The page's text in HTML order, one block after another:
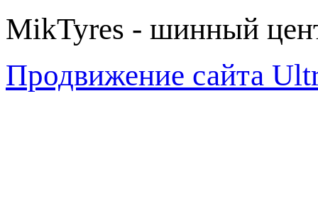
MikTyres - шинный
Продвижение сайта